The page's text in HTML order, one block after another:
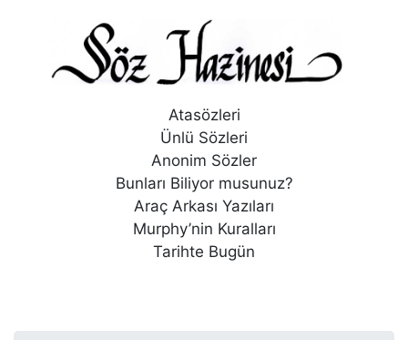
Atasözleri
Ünlü Sözleri
Anonim Sözler
Bunları Biliyor musunuz?
Araç Arkası Yazıları
Murphy’nin Kuralları
Tarihte Bugün